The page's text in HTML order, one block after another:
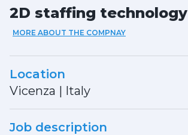
2D staffing technology
MORE ABOUT THE COMPNAY
Location
Vicenza | Italy
Job description